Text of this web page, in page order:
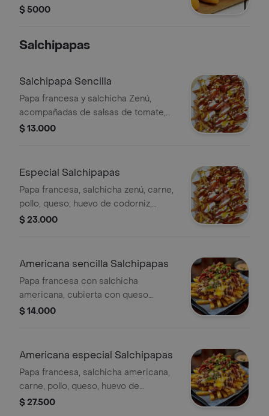
realzar su sabor.
$ 5000
Salchipapas
Salchipapa Sencilla
Papa francesa y salchicha Zenú,
acompañadas de salsas de tomate,
mayonesa y mostaza.
$ 13.000
Especial Salchipapas
Papa francesa, salchicha zenú, carne,
pollo, queso, huevo de codorniz,
salsas y papa cabello de ángel.
$ 23.000
Americana sencilla Salchipapas
Papa francesa con salchicha
americana, cubierta con queso
derretido, tocineta y cebolla de
$ 14.000
Americana especial Salchipapas
Papa francesa, salchicha americana,
carne, pollo, queso, huevo de
codorniz, salsas y papa cabello de
$ 27.500